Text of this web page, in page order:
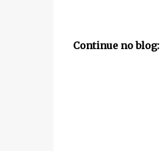
Continue no blog: